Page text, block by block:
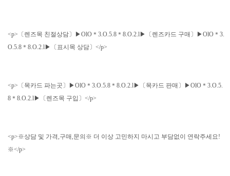
<p>〔렌즈목 친절상담〕▶OlO＊3.O.5.8＊8.O.2.l▶〔렌즈카드 구매〕▶OlO＊3.
O.5.8＊8.O.2.l▶〔표시목 상담〕</p>
<p>〔목카드 파는곳〕▶OlO＊3.O.5.8＊8.O.2.l▶〔목카드 판매〕▶OlO＊3.O.5.
8＊8.O.2.l▶〔렌즈목 구입〕</p>
<p>※상담 및 가격,구매,문의※ 더 이상 고민하지 마시고 부담없이 연락주세요!
※</p>